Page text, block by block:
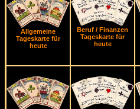
Allgemeine
Tageskarte für
heute
Beruf / Finanzen
Tageskarte für
heute